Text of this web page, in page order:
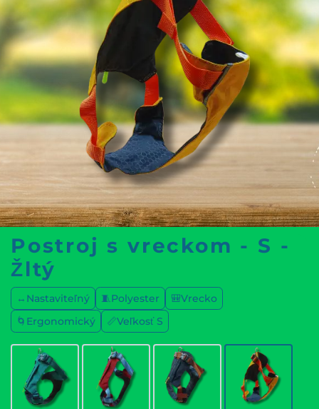
Postroj s vreckom - S -
Žltý
↔️Nastaviteľný 🧵Polyester
🎒Vrecko
🌀Ergonomický
📏Veľkosť S